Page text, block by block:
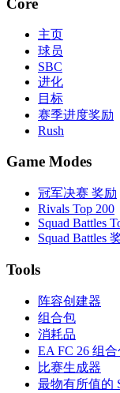
主页
球员
SBC
进化
目标
赛季进度奖励
Rush
Game Modes
冠军决赛 奖励
Rivals Top 200
Squad Battles
Squad Battles
Tools
阵容创建器
组合包
消耗品
EA FC 26 组
比赛生成器
最物有所值的